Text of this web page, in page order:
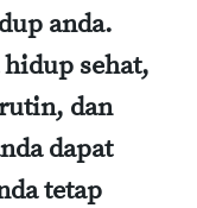
anda.
hidup sehat,
dan
dapat
tetap